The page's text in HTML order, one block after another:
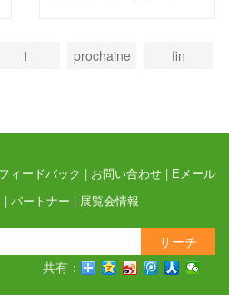
1 prochaine fin
フィードバック | お問い合わせ| Eメール
| パートナー | 展覧会情報
サーチ
共有：